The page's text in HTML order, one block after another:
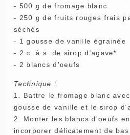
- 500 g de fromage blanc
- 250 g de fruits rouges frais
séchés
- 1 gousse de vanille égrainée
- 2 c. à s. de sirop d'agave*
- 2 blancs d'oeufs
Technique :
1. Battre le fromage blanc
gousse de vanille et le sirop
2. Monter les blancs d'oeufs
incorporer délicatement de